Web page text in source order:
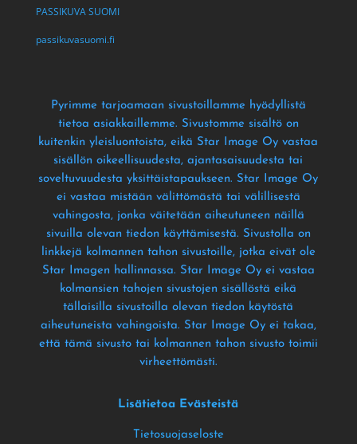
PASSIKUVA SUOMI
passikuvasuomi.fi
Pyrimme tarjoamaan sivustoillamme hyödyllistä
tietoa asiakkaillemme. Sivustomme sisältö on
kuitenkin yleisluontoista, eikä Star Image Oy vastaa
sisällön oikeellisuudesta, ajantasaisuudesta tai
soveltuvuudesta yksittäistapaukseen. Star Image Oy
ei vastaa mistään välittömästä tai välillisestä
vahingosta, jonka väitetään aiheutuneen näillä
sivuilla olevan tiedon käyttämisestä. Sivustolla on
linkkejä kolmannen tahon sivustoille, jotka eivät ole
Star Imagen hallinnassa. Star Image Oy ei vastaa
kolmansien tahojen sivustojen sisällöstä eikä
tällaisilla sivustoilla olevan tiedon käytöstä
aiheutuneista vahingoista. Star Image Oy ei takaa,
että tämä sivusto tai kolmannen tahon sivusto toimii
virheettömästi.
Lisätietoa Evästeistä
Tietosuojaseloste